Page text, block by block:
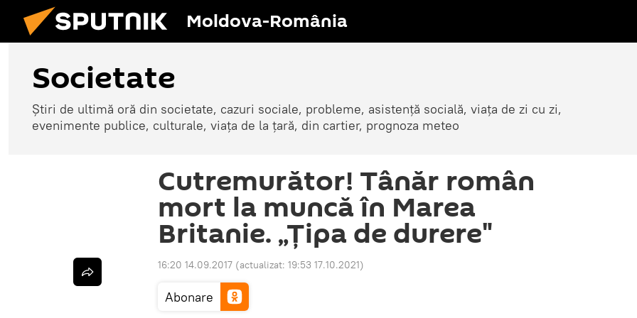
Moldova-România
Societate
Știri de ultimă oră din societate, cazuri sociale, probleme, asistență socială, viața de zi cu zi,
evenimente publice, culturale, viața de la țară, din cartier, prognoza meteo
Cutremurător! Tânăr român
mort la muncă în Marea
Britanie. „Ţipa de durere"
16:20 14.09.2017 (actualizat: 19:53 17.10.2021)
Abonare